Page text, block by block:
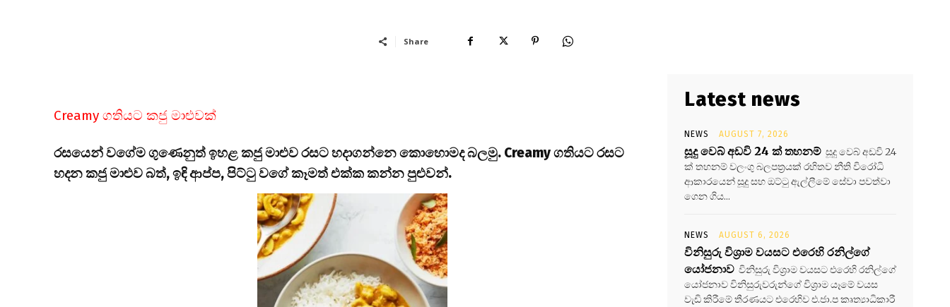
Share
Creamy ගතියට කජු මාළුවක්
රසයෙන් වගේම ගුණෙනුත් ඉහළ කජු මාළුව රසට හදාගන්නෙ කොහොමද බලමු. Creamy ගතියට රසට
හදන කජු මාළුව බත්, ඉඳි ආප්ප, පිට්ටු වගේ කෑමත් එක්ක කන්න පුළුවන්.
Latest news
NEWS AUGUST 7, 2026
සූදු වෙබ් අඩවි 24 ක් තහනම් සූදු වෙබ් අඩවි 24
ක් තහනම් වලංගු බලපත්‍රයක් රහිතව නීති විරෝධි
ආකාරයෙන් සූදු සහ ඔට්ටු ඇල්ලීමේ සේවා පවත්වා
ගෙන ගිය...
NEWS AUGUST 6, 2026
විනිසුරු විශ්‍රාම වයසට එරෙහි රනිල්ගේ
යෝජනාව විනිසුරු විශ්‍රාම වයසට එරෙහි රනිල්ගේ
යෝජනාව විනිසුරුවරුන්ගේ විශ්‍රාම යෑමේ වයස
වැඩි කිරීමේ තීරණයට එරෙහිව එ.ජා.ප කෘත්‍යාධිකාරී